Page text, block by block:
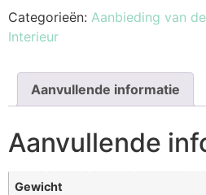
Categorieën: Aanbieding van
Interieur
Aanvullende informatie
Aanvullende
Gewicht